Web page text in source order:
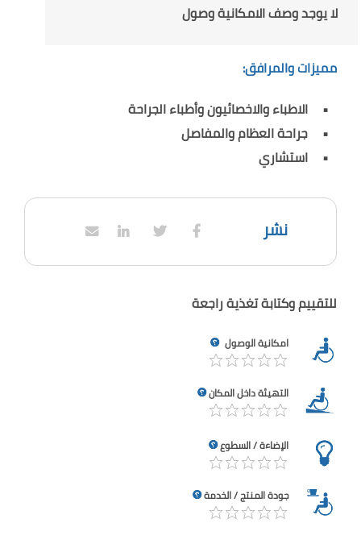
لا يوجد وصف الامكانية وصول
مميزات والمرافق:
الاطباء والاخصائيون وأطباء الجراحة
جراحة العظام والمفاصل
استشاري
نشر
للتقييم وكتابة تغذية راجعة
امكانية الوصول
التهيئة داخل المكان
الإضاءة / السطوع
جودة المنتج / الخدمة